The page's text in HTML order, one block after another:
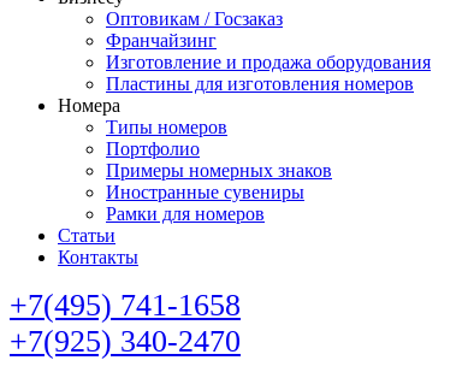
Оптовикам / Госзаказ
Франчайзинг
Изготовление и продажа оборудования
Пластины для изготовления номеров
Номера
Типы номеров
Портфолио
Примеры номерных знаков
Иностранные сувениры
Рамки для номеров
Статьи
Контакты
+7(495) 741-1658
+7(925) 340-2470